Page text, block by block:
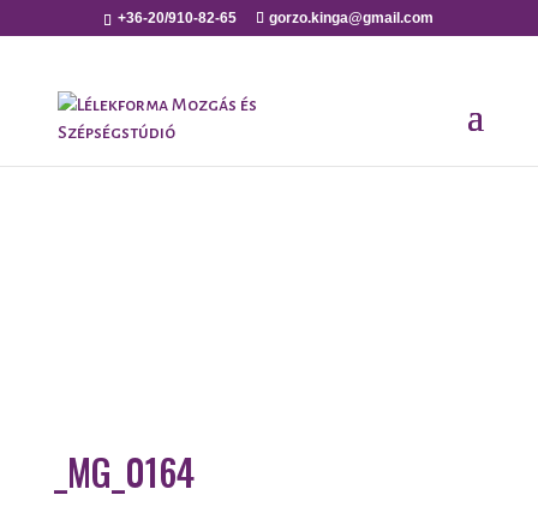
+36-20/910-82-65 gorzo.kinga@gmail.com
_MG_0164